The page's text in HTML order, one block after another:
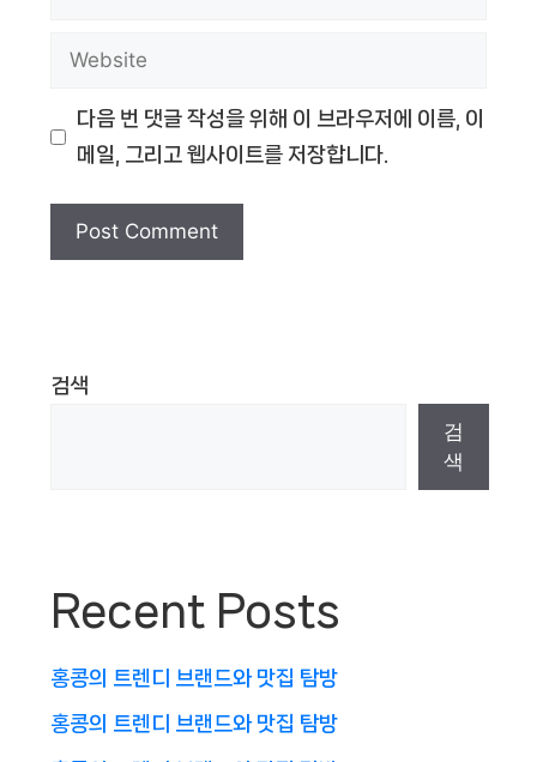
Website
다음 번 댓글 작성을 위해 이 브라우저에 이름, 이
메일, 그리고 웹사이트를 저장합니다.
검색
검
색
Recent Posts
홍콩의 트렌디 브랜드와 맛집 탐방
홍콩의 트렌디 브랜드와 맛집 탐방